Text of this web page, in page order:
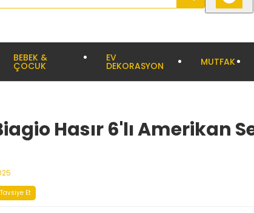
BEBEK &
ÇOCUK
EV
DEKORASYON MUTFAK
Hasır 6'lı Amerikan
Et